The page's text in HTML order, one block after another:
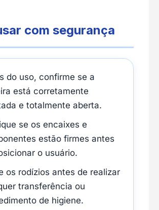
com segurança
do uso, confirme se a
está corretamente
e totalmente aberta.
se os encaixes e
estão firmes antes
o usuário.
os rodízios antes de realizar
transferência ou
de higiene.